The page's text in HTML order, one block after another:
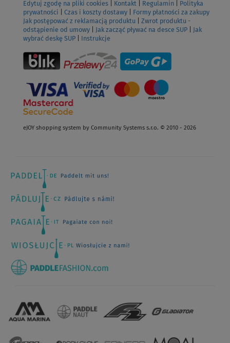
Edytuj zgodę na pliki cookies Kontakt Regulamin
Polityka
prywatności
Czas i koszty dostawy
Formy płatności za zakupy
Jak postępować z reklamacją produktu
Zwrot produktu -
odstąpienie od umowy
Jak zacząć pływać na desce SUP
Jak
wybrać deskę SUP
Instrukcje
eJOY shopping system by Community Systems s.r.o. © 2010 - 2026